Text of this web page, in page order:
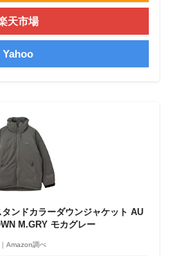
天市場
Yahoo
ンドカラーダウンジャケット AU
M.GRY モカグレー
Amazon調べ